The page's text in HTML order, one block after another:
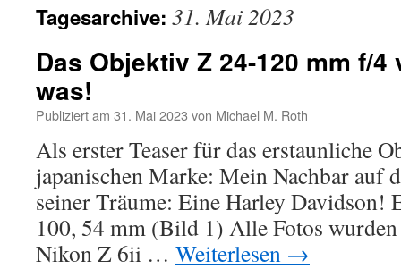
Tagesarchive: 31. Mai 2023
Das Objektiv Z 24-120 mm f/
was!
Publiziert am 31. Mai 2023 von Michael M. Roth
Als erster Teaser für das erstaunliche
japanischen Marke: Mein Nachbar auf
seiner Träume: Eine Harley Davidson!
100, 54 mm (Bild 1) Alle Fotos
Nikon Z 6ii … Weiterlesen →